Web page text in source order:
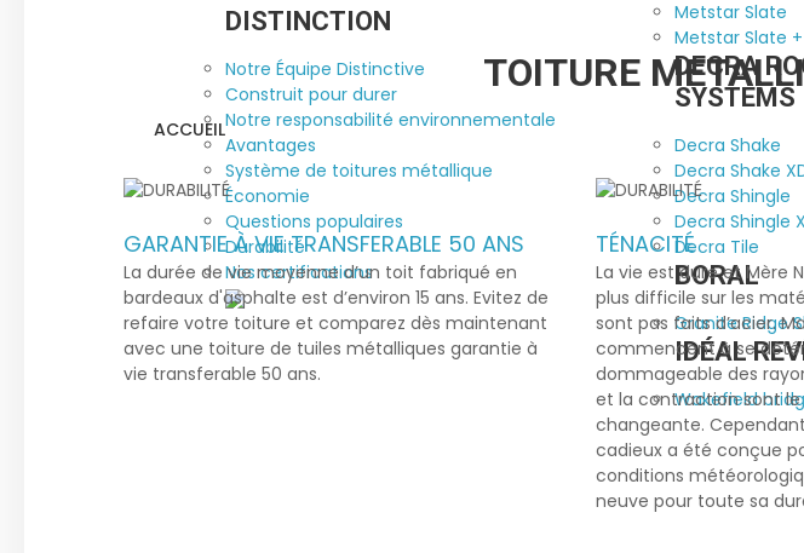
ACCUEIL
DISTINCTION
Notre Équipe Distinctive
Construit pour durer
Notre responsabilité environnementale
Avantages
Système de toitures métallique
Économie
Questions populaires
Durabilité
Nos certifications
Metstar Slate
Metstar Slate +
DECRA
SYSTEMS
Decra Shake
Decra Shake
Decra Shingle
Decra Shingle
Decra Tile
BORAL
Granite Ridge
IDÉAL
Wakefield
TOITURE
GARANTIE À VIE TRANSFERABLE 50 ANS
La durée de vie moyenne d’un toit fabriqué en
bardeaux d'asphalte est d’environ 15 ans. Evitez de
refaire votre toiture et comparez dès maintenant
avec une toiture de tuiles métalliques garantie à
vie transferable 50 ans.
TÉNACITÉ
La vie est dure et Mère
plus difficile sur les
sont pas faits d’acier.
commencent à se
dommageable des
et la contraction sont
changeante.
cadieuxa été conçue
conditions
neuve pour toute sa